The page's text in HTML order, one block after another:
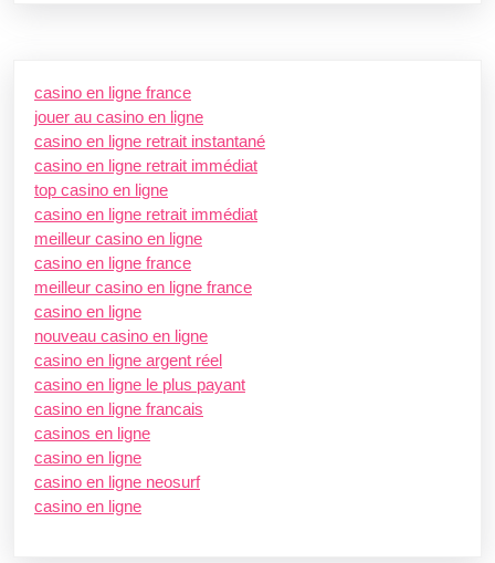
casino en ligne france
jouer au casino en ligne
casino en ligne retrait instantané
casino en ligne retrait immédiat
top casino en ligne
casino en ligne retrait immédiat
meilleur casino en ligne
casino en ligne france
meilleur casino en ligne france
casino en ligne
nouveau casino en ligne
casino en ligne argent réel
casino en ligne le plus payant
casino en ligne francais
casinos en ligne
casino en ligne
casino en ligne neosurf
casino en ligne